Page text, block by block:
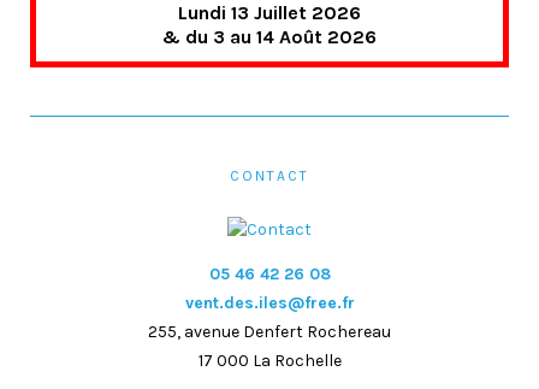
Lundi 13 Juillet 2026
& du 3 au 14 Août 2026
CONTACT
05 46 42 26 08
vent.des.iles@free.fr
255, avenue Denfert Rochereau
17 000 La Rochelle